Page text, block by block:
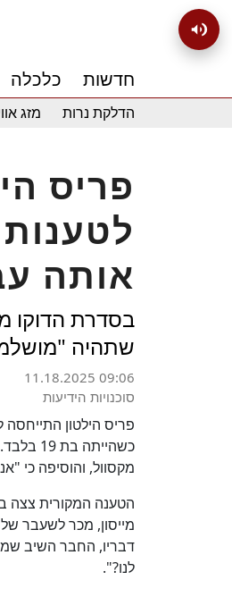
חדשות כלכלה
הדלקת נרות מזג
פריס
לטענות
אותה
שתהיה
11.18.2025 09:06
סוכנויות הידיעות
פריס הילטון התייחסה
מקסוול, והוסיפה כי
מייסון, מכר לשעבר
דבריו, החבר השיב
לנו?".